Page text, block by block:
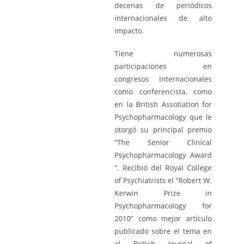
decenas de periódicos
internacionales de alto
impacto.
Tiene numerosas
participaciones en
congresos internacionales
como conferencista, como
en la British Assotiation for
Psychopharmacology que le
otorgó su principal premio
“The Senior Clinical
Psychopharmacology Award
“. Recibió del Royal College
of Psychiatrists el “Robert W.
Kerwin Prize in
Psychopharmacology for
2010” como mejor artículo
publicado sobre el tema en